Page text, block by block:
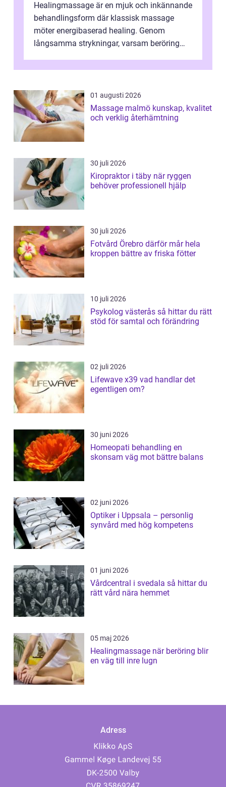
Healingmassage är en mjuk och inkännande
behandlingsform där klassisk massage
möter energibaserad healing. Genom
långsamma strykningar, varsam beröring
nervsys...
01 augusti 2026
Massage malmö kunskap, kvalitet
och verklig återhämtning
30 juli 2026
Kiropraktor i täby när ryggen
behöver professionell hjälp
30 juli 2026
Fotvård Örebro därför mår hela
kroppen bättre av friska fötter
10 juli 2026
Psykolog västerås så hittar du rätt
stöd för samtal och förändring
02 juli 2026
Lifewave x39 vad handlar det
egentligen om?
30 juni 2026
Homeopati behandling en
skonsam väg mot bättre balans
02 juni 2026
Optiker i Uppsala – personlig
synvård med hög kompetens
01 juni 2026
Vårdcentral i svedala så hittar du
rätt vård nära hemmet
05 maj 2026
Healingmassage när beröring blir
en väg till inre lugn
Adress